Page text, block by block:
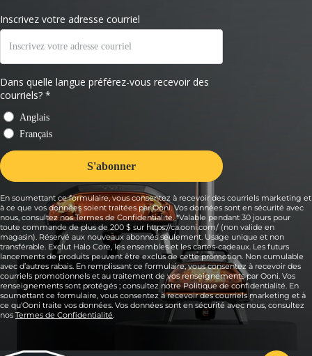
En soumettant ce formulaire, vous consentez à recevoir des courriels marketing et
à ce que vos données soient traitées par Ooni. Vos données sont en sécurité avec
nous, consultez nos Termes de Confidentialité. *Valable pendant 30 jours pour
toute commande de plus de 200 $ sur https://ca.ooni.com/ (non valide en
magasin). Réservé aux nouveaux abonnés seulement. Usage unique et non
transférable. Exclut Halo Core, les ensembles et les cartes-cadeaux. Les futurs
lancements de produits peuvent être exclus de cette promotion. Non cumulable
avec d’autres rabais. En remplissant ce formulaire, vous consentez à recevoir des
courriels promotionnels et au traitement de vos renseignements par Ooni. Vos
renseignements sont protégés ; consultez notre Politique de confidentialité. En
soumettant ce formulaire, vous consentez à recevoir des courriels marketing et à
ce qu'Ooni traite vos données. Vos données sont en sécurité avec nous, consultez
nos Termes de Confidentialité